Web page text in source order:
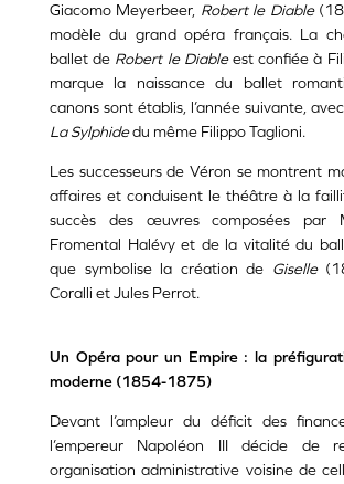
Giacomo Meyerbeer, Robert le Diable
modèle du grand opéra français. La
ballet de Robert le Diableest confiée à
marque la naissance du ballet
canons sont établis, l’année suivante,
La Sylphidedu même Filippo Taglioni.
Les successeurs de Véron se montrent
affaires et conduisent le théâtre à la
succès des œuvres composées par
Fromental Halévy et de la vitalité du
que symbolise la création de Giselle
Coralli et Jules Perrot.
Un Opéra pour un Empire : la
moderne (1854-1875)
Devant l’ampleur du déficit des
l’empereur Napoléon III décide de
organisation administrative voisine de